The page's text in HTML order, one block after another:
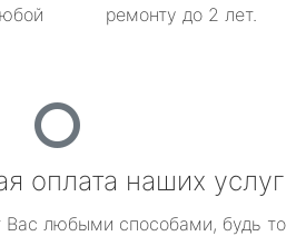
ремонту до 2 лет.
оплата наших услуг
любыми способами, будь то